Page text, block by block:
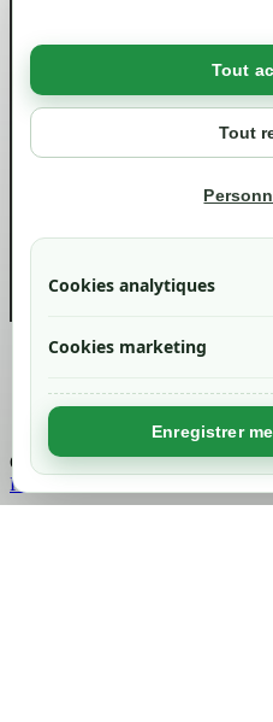
Tout
Tout
Cookies analytiques
Cookies marketing
Enregistrer
Politique de confidentialité
Votre compte
info@green-tech-
Created by
Chargement...
Retour en haut